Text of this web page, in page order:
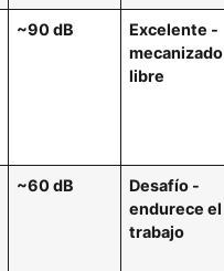
~90 dB
Excelente -
mecanizado
libre
~60 dB
Desafío -
endurece el
trabajo